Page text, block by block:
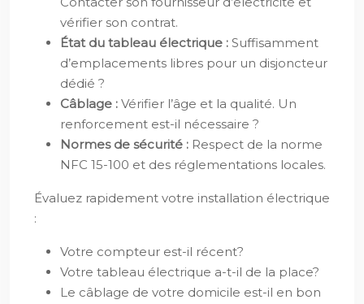
vérifier son contrat.
État du tableau électrique : Suffisamment
d’emplacements libres pour un disjoncteur
dédié ?
Câblage : Vérifier l’âge et la qualité. Un
renforcement est-il nécessaire ?
Normes de sécurité : Respect de la norme
NFC 15-100 et des réglementations locales.
Évaluez rapidement votre installation électrique
:
Votre compteur est-il récent?
Votre tableau électrique a-t-il de la place?
Le câblage de votre domicile est-il en bon